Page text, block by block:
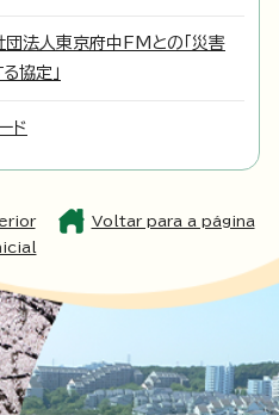
団法人東京府中FMとの「災害
協定」
ド
Voltar para a página